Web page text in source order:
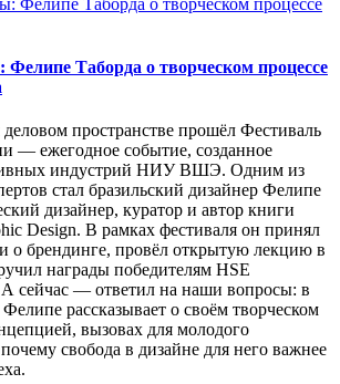
Таборда о творческом процессе
пространстве прошёл Фестиваль
— ежегодное событие, созданное
индустрий НИУ ВШЭ. Одним из
стал бразильский дизайнер Фелипе
дизайнер, куратор и автор книги
Design. В рамках фестиваля он принял
о брендинге, провёл открытую лекцию в
награды победителям HSE
сейчас — ответил на наши вопросы: в
рассказывает о своём творческом
вызовах для молодого
свобода в дизайне для него важнее